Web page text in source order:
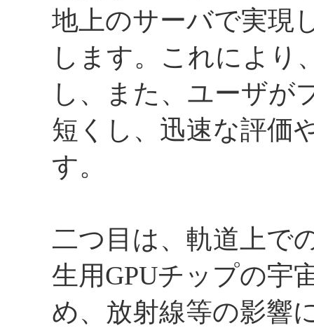
地上のサーバで実現
します。これにより
し、また、ユーザが
短くし、迅速な評価
す。
二つ目は、軌道上で
生用GPUチップの宇
め、放射線等の影響